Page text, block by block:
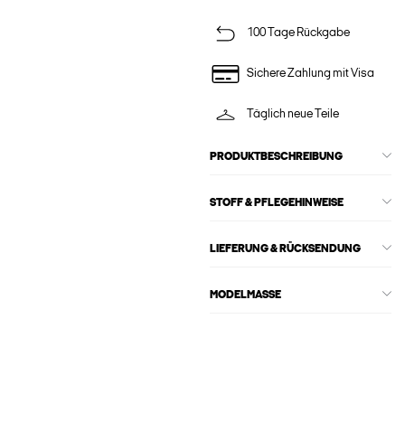
100 Tage Rückgabe
Sichere Zahlung mit Visa
Täglich neue Teile
PRODUKTBESCHREIBUNG
STOFF & PFLEGEHINWEISE
LIEFERUNG & RÜCKSENDUNG
MODELMASSE